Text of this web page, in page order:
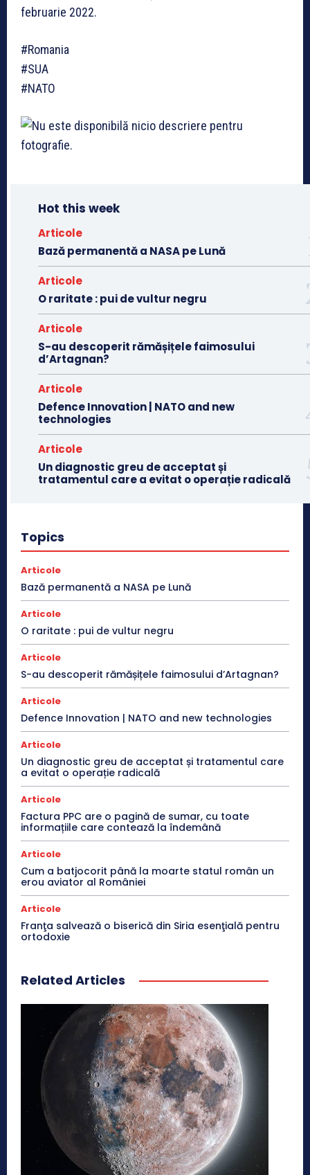
februarie 2022.
#Romania
#SUA
#NATO
Hot this week
Articole
Bază permanentă a NASA pe Lună
Articole
O raritate : pui de vultur negru
Articole
S-au descoperit rămășițele faimosului
d’Artagnan?
Articole
Defence Innovation | NATO and new
technologies
Articole
Un diagnostic greu de acceptat și
tratamentul care a evitat o operație radicală
Topics
Articole
Bază permanentă a NASA pe Lună
Articole
O raritate : pui de vultur negru
Articole
S-au descoperit rămășițele faimosului d’Artagnan?
Articole
Defence Innovation | NATO and new technologies
Articole
Un diagnostic greu de acceptat și tratamentul care
a evitat o operație radicală
Articole
Factura PPC are o pagină de sumar, cu toate
informațiile care contează la îndemână
Articole
Cum a batjocorit până la moarte statul român un
erou aviator al României
Articole
Franţa salvează o biserică din Siria esenţială pentru
ortodoxie
Related Articles